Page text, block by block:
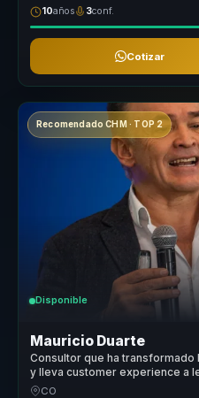
10años 3conf.
Cotizar
Recomendado CHM · TOP 2
Disponible
Mauricio Duarte
Consultor que ha
y lleva customer experience a
CO